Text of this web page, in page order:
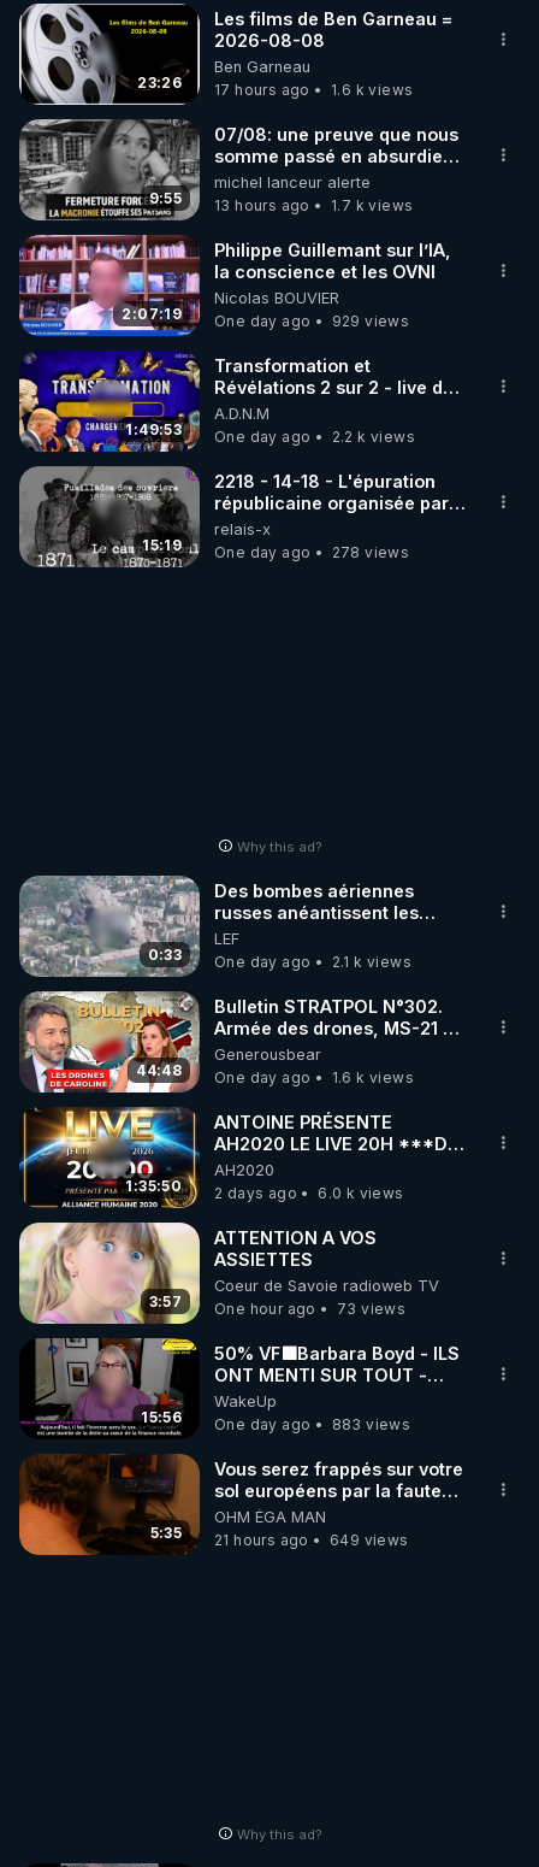
▶ 30 jours gratuit sur l’application de méditation et
de bien-être ENVOL :
Rendez-vous sur https://www.envol.app/code
le code : REGENERE
23:26
Les films de Ben Garneau =
2026-08-08
Ben Garneau
17 hours ago
1.6 k views
9:55
07/08: une preuve que nous
somme passé en absurdie
une dictature qui veut faire
taire ses opposant !
michel lanceur alerte
13 hours ago
1.7 k views
2:07:19
Philippe Guillemant sur l’IA,
la conscience et les OVNI
Nicolas BOUVIER
One day ago
929 views
1:49:53
Transformation et
Révélations 2 sur 2 - live du
07/08/26
A.D.N.M
One day ago
2.2 k views
15:19
2218 - 14-18 - L'épuration
républicaine organisée par
les frères de la truelle
relais-x
One day ago
278 views
Why this ad?
0:33
Des bombes aériennes
russes anéantissent les
centres de contrôle de
drones de 3 brigades
ukrainienne
LEF
One day ago
2.1 k views
44:48
Bulletin STRATPOL N°302.
Armée des drones, MS-21 en
série, missiles coréens.
07.08.2026.
Generousbear
One day ago
1.6 k views
1:35:50
ANTOINE PRÉSENTE
AH2020 LE LIVE 20H ***DU
06/08/2026***
AH2020
2 days ago
6.0 k views
3:57
ATTENTION A VOS
ASSIETTES
Coeur de Savoie radioweb TV
One hour ago
73 views
15:56
50% VF🟩Barbara Boyd - ILS
ONT MENTI SUR TOUT -
Jocelyne Traduction
WakeUp
One day ago
883 views
5:35
Vous serez frappés sur votre
sol européens par la faute
des dirigeants qui s'en
mettent dans le nez
OHM ÉGA MAN
21 hours ago
649 views
Why this ad?